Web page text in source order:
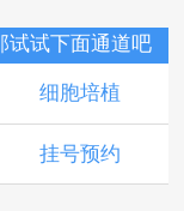
试试下面通道吧
细胞培植
挂号预约